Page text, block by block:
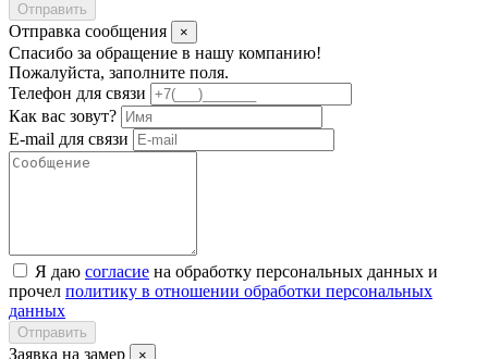
Отправить
Отправка сообщения ×
Спасибо за обращение в нашу компанию!
Пожалуйста, заполните поля.
Телефон для связи
Как вас зовут?
E-mail для связи
Я даю согласие на обработку персональных данных и
прочел политику в отношении обработки персональных
данных
Отправить
Заявка на замер ×